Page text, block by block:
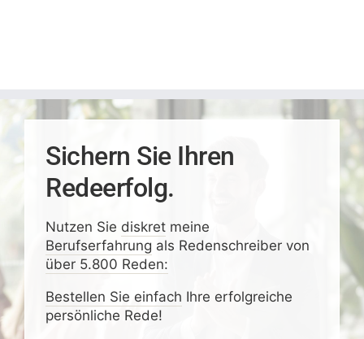
Sichern Sie Ihren
Redeerfolg.
Nutzen Sie diskretmeine
Berufserfahrung als Redenschreiber von
über 5.800 Reden:
Bestellen Sie einfach Ihre erfolgreiche
persönliche Rede!